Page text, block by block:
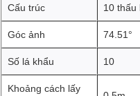
Cấu trúc 10 thấu
Góc ảnh 74.51°
Số lá khẩu 10
Khoảng cách lấy